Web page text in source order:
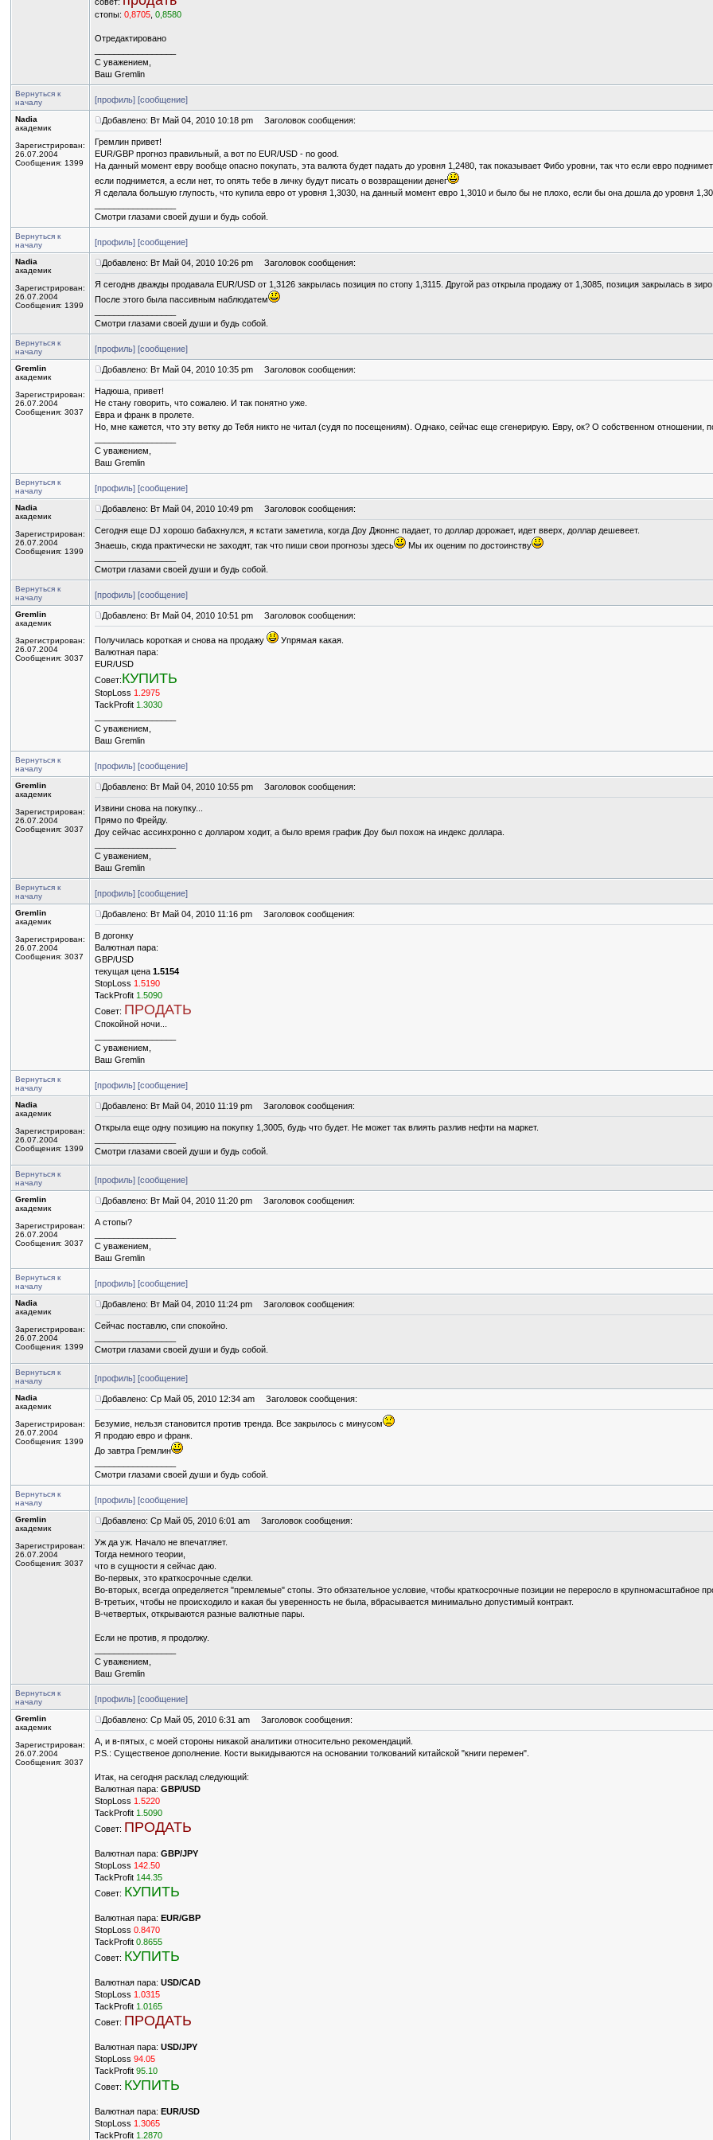
стопы: 0,8705 0,8580
Отредактировано
С уважением,
Ваш Gremlin
Вернуться к
началу
[профиль] [сообщение]
Nadia
академик
Зарегистрирован:
26.07.2004
Сообщения: 1399
Добавлено: Вт Май 04, 2010 10:18 pm Заголовок сообщения:
Гремлин привет!
EUR/GBP прогноз правильный, а вот по EUR/USD - no good.
На данный момент евру вообще опасно покупать, эта валюта будет падать до уровня 1,2480, так показывает Фибо уровни, так что если евро
если поднимется, а если нет, то опять тебе в личку будут писать о возвращении денег
Я сделала большую глупость, что купила евро от уровня 1,3030, на данный момент евро 1,3010 и было бы не плохо, если бы она дошла до уровня
Смотри глазами своей души и будь собой.
Вернуться к
началу
[профиль] [сообщение]
Nadia
академик
Зарегистрирован:
26.07.2004
Сообщения: 1399
Добавлено: Вт Май 04, 2010 10:26 pm Заголовок сообщения:
Я сегоднв дважды продавала EUR/USD от 1,3126 закрылась позиция по стопу 1,3115. Другой раз открыла продажу от 1,3085, позиция закрылась в
После этого была пассивным наблюдатем
Смотри глазами своей души и будь собой.
Вернуться к
началу
[профиль] [сообщение]
Gremlin
академик
Зарегистрирован:
26.07.2004
Сообщения: 3037
Добавлено: Вт Май 04, 2010 10:35 pm Заголовок сообщения:
Надюша, привет!
Не стану говорить, что сожалею. И так понятно уже.
Евра и франк в пролете.
Но, мне кажется, что эту ветку до Тебя никто не читал (судя по посещениям). Однако, сейчас еще сгенерирую. Евру, ок? О собственном отношении,
С уважением,
Ваш Gremlin
Вернуться к
началу
[профиль] [сообщение]
Nadia
академик
Зарегистрирован:
26.07.2004
Сообщения: 1399
Добавлено: Вт Май 04, 2010 10:49 pm Заголовок сообщения:
Сегодня еще DJ хорошо бабахнулся, я кстати заметила, когда Доу Джоннс падает, то доллар дорожает, идет вверх, доллар дешевеет.
Знаешь, сюда практически не заходят, так что пиши свои прогнозы здесь
Мы их оценим по достоинству
Смотри глазами своей души и будь собой.
Вернуться к
началу
[профиль] [сообщение]
Gremlin
академик
Зарегистрирован:
26.07.2004
Сообщения: 3037
Добавлено: Вт Май 04, 2010 10:51 pm Заголовок сообщения:
Получилась короткая и снова на продажу
Упрямая какая.
Валютная пара:
EUR/USD
Совет:КУПИТЬ
StopLoss 1.2975
TackProfit 1.3030
С уважением,
Ваш Gremlin
Вернуться к
началу
[профиль] [сообщение]
Gremlin
академик
Зарегистрирован:
26.07.2004
Сообщения: 3037
Добавлено: Вт Май 04, 2010 10:55 pm Заголовок сообщения:
Извини снова на покупку...
Прямо по Фрейду.
Доу сейчас ассинхронно с долларом ходит, а было время график Доу был похож на индекс доллара.
С уважением,
Ваш Gremlin
Вернуться к
началу
[профиль] [сообщение]
Gremlin
академик
Зарегистрирован:
26.07.2004
Сообщения: 3037
Добавлено: Вт Май 04, 2010 11:16 pm Заголовок сообщения:
В догонку
Валютная пара:
GBP/USD
текущая цена 1.5154
StopLoss 1.5190
TackProfit 1.5090
Совет: ПРОДАТЬ
Спокойной ночи...
С уважением,
Ваш Gremlin
Вернуться к
началу
[профиль] [сообщение]
Nadia
академик
Зарегистрирован:
26.07.2004
Сообщения: 1399
Добавлено: Вт Май 04, 2010 11:19 pm Заголовок сообщения:
Открыла еще одну позицию на покупку 1,3005, будь что будет. Не может так влиять разлив нефти на маркет.
Смотри глазами своей души и будь собой.
Вернуться к
началу
[профиль] [сообщение]
Gremlin
академик
Зарегистрирован:
26.07.2004
Сообщения: 3037
Добавлено: Вт Май 04, 2010 11:20 pm Заголовок сообщения:
А стопы?
С уважением,
Ваш Gremlin
Вернуться к
началу
[профиль] [сообщение]
Nadia
академик
Зарегистрирован:
26.07.2004
Сообщения: 1399
Добавлено: Вт Май 04, 2010 11:24 pm Заголовок сообщения:
Сейчас поставлю, спи спокойно.
Смотри глазами своей души и будь собой.
Вернуться к
началу
[профиль] [сообщение]
Nadia
академик
Зарегистрирован:
26.07.2004
Сообщения: 1399
Добавлено: Ср Май 05, 2010 12:34 am Заголовок сообщения:
Безумие, нельзя становится против тренда. Все закрылось с минусом
Я продаю евро и франк.
До завтра Гремлин
Смотри глазами своей души и будь собой.
Вернуться к
началу
[профиль] [сообщение]
Gremlin
академик
Зарегистрирован:
26.07.2004
Сообщения: 3037
Добавлено: Ср Май 05, 2010 6:01 am Заголовок сообщения:
Уж да уж. Начало не впечатляет.
Тогда немного теории,
что в сущности я сейчас даю.
Во-первых, это краткосрочные сделки.
Во-вторых, всегда определяется "премлемые" стопы. Это обязательное условие, чтобы краткосрочные позиции не переросло в крупномасштабное
В-третьих, чтобы не происходило и какая бы уверенность не была, вбрасывается минимально допустимый контракт.
В-четвертых, открываются разные валютные пары.
Если не против, я продолжу.
С уважением,
Ваш Gremlin
Вернуться к
началу
[профиль] [сообщение]
Gremlin
академик
Зарегистрирован:
26.07.2004
Сообщения: 3037
Добавлено: Ср Май 05, 2010 6:31 am Заголовок сообщения:
А, и в-пятых, с моей стороны никакой аналитики относительно рекомендаций.
Р.S.: Существеное дополнение. Кости выкидываются на основании толкований китайской "книги перемен".
Итак, на сегодня расклад следующий:
Валютная пара: GBP/USD
StopLoss 1.5220
TackProfit 1.5090
Совет: ПРОДАТЬ
Валютная пара: GBP/JPY
StopLoss 142.50
TackProfit 144.35
Совет: КУПИТЬ
Валютная пара: EUR/GBP
StopLoss 0.8470
TackProfit 0.8655
Совет: КУПИТЬ
Валютная пара: USD/CAD
StopLoss 1.0315
TackProfit 1.0165
Совет: ПРОДАТЬ
Валютная пара: USD/JPY
StopLoss 94.05
TackProfit 95.10
Совет: КУПИТЬ
Валютная пара: EUR/USD
StopLoss 1.3065
TackProfit 1.2870